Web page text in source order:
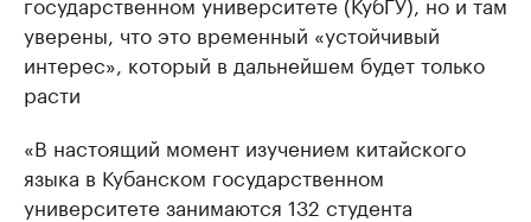
уверены, что это временный «устойчивый
интерес», который в дальнейшем будет только
расти
«В настоящий момент изучением китайского
языка в Кубанском государственном
университете занимаются 132 студента